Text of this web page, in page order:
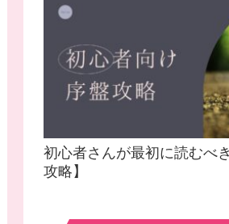
初心者さんが最初に読むべ
攻略】